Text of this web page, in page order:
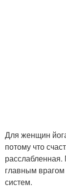
Для женщин
потому что
главным
систем.